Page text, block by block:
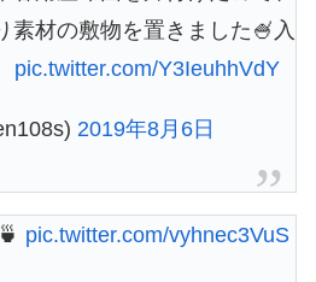
素材の敷物を置きました🍧入
pic.twitter.com/Y3IeuhhVdY
2019年8月6日
pic.twitter.com/vyhnec3VuS